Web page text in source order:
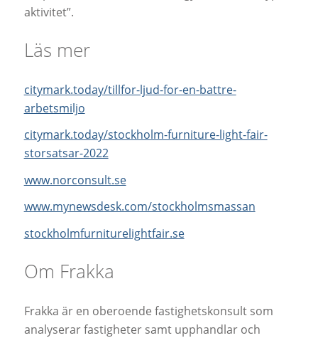
aktivitet”.
Läs mer
citymark.today/tillfor-ljud-for-en-battre-
arbetsmiljo
citymark.today/stockholm-furniture-light-fair-
storsatsar-2022
www.norconsult.se
www.mynewsdesk.com/stockholmsmassan
stockholmfurniturelightfair.se
Om Frakka
Frakka är en oberoende fastighetskonsult som
analyserar fastigheter samt upphandlar och